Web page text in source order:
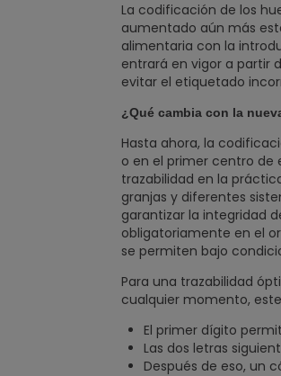
La codificación de los
aumentado aún más
alimentaria con la
entrará en vigor a partir
evitar el etiquetado
¿Qué cambia con la
Hasta ahora, la
o en el primer centro de
trazabilidad en la
granjas y diferentes
garantizar la integridad
obligatoriamente en el
se permiten bajo
Para una trazabilidad
cualquier momento,
El primer dígito
Las dos letras
Después de eso, un